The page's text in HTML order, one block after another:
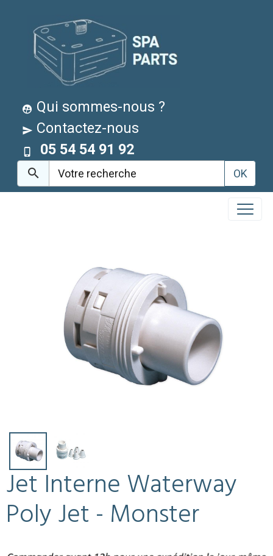
Qui sommes-nous ?
Contactez-nous
05 54 54 91 92
OK
Jet Interne Waterway
Poly Jet - Monster